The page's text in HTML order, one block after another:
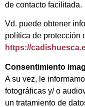
de contacto facilitada.
Vd. puede obtener
política de protección
https://
Consentimiento
A su vez, le
fotográficas y/ o
un tratamiento de